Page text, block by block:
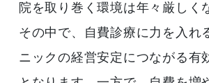
院を取り巻く環境は年々厳しく
その中で、自費診療に力を入れ
ニックの経営安定につながる有